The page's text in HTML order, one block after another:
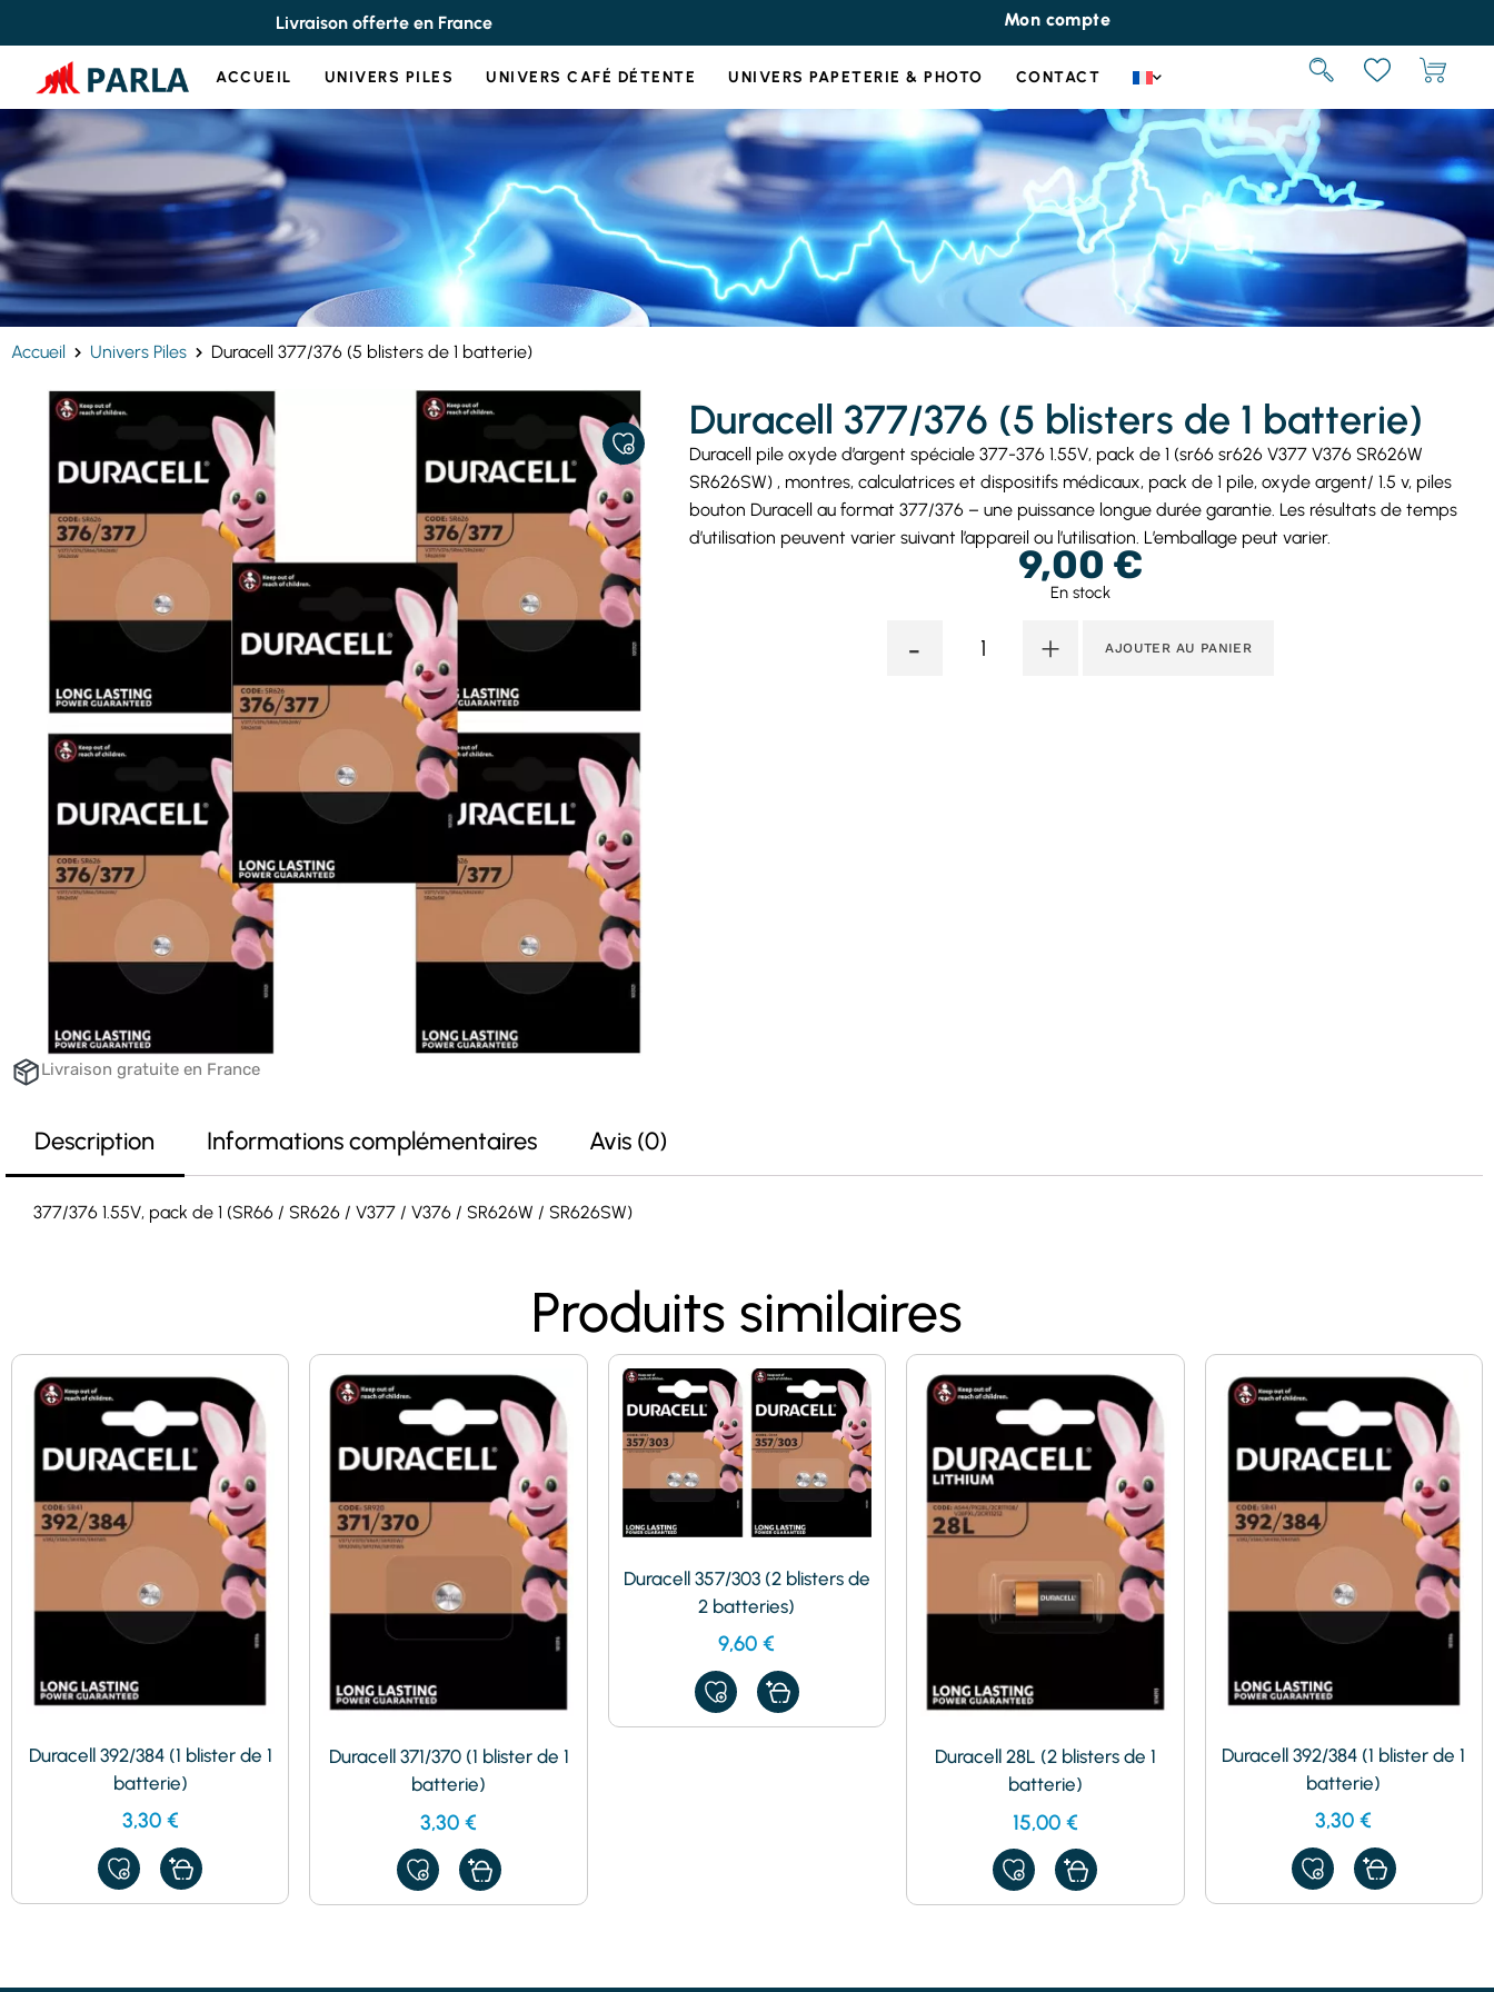
Livraison offerte en France Mon compte
ACCUEIL UNIVERS PILES UNIVERS CAFÉ DÉTENTE UNIVERS PAPETERIE & PHOTO CONTACT
Accueil Univers Piles Duracell 377/376 (5 blisters de 1 batterie)
AJOUTER
À
MES
FAVORIS
Livraison gratuite en France
Duracell 377/376 (5 blisters de 1 batterie)
Duracell pile oxyde d’argent spéciale 377-376 1.55V, pack de 1 (sr66 sr626 V377 V376 SR626W
SR626SW) , montres, calculatrices et dispositifs médicaux, pack de 1 pile, oxyde argent/ 1.5 v, piles
bouton Duracell au format 377/376 – une puissance longue durée garantie. Les résultats de temps
d’utilisation peuvent varier suivant l’appareil ou l’utilisation. L’emballage peut varier.
9,00 €
En stock
- + AJOUTER AU PANIER
Description Informations complémentaires Avis (0)
377/376 1.55V, pack de 1 (SR66 / SR626 / V377 / V376 / SR626W / SR626SW)
Produits similaires
Duracell 392/384 (1 blister de 1
batterie)
3,30 €
AJOUTER
À
MES
Duracell 371/370 (1 blister de 1
batterie)
3,30€
AJOUTER
À
MES
Duracell 357/303 (2 blisters de
2 batteries)
9,60€
AJOUTER
À
MES
Duracell 28L (2 blisters de 1
batterie)
15,00 €
AJOUTER
À
MES
Duracell 392/384 (1 blister de 1
batterie)
3,30€
AJOUTER
À
MES